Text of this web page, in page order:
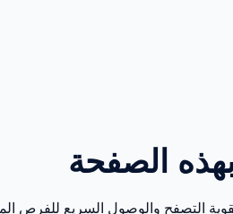
الصفحة
التصفح والوصول السريع للفرص